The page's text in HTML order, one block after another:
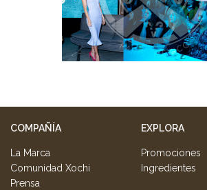
COMPAÑÍA
La Marca
Comunidad Xochi
Prensa
EXPLORA
Promociones
Ingredientes